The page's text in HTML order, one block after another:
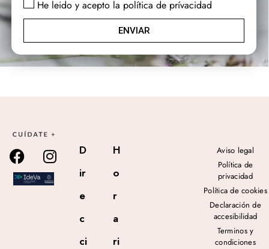
He leido y acepto la política de prívacidad
ENVIAR
D
ir
e
c
ci
H
o
r
a
ri
Aviso legal
Política de
privacidad
Política de cookies
Declaración de
accesibilidad
Terminos y
condiciones